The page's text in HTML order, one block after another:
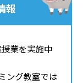
報
業を実施中
ング教室では